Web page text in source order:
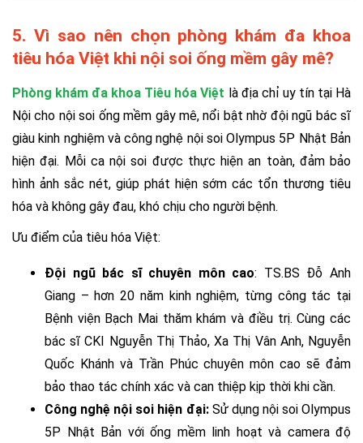
5. Vì sao nên chọn phòng khám đa khoa
tiêu hóa Việt khi nội soi ống mềm gây mê?
Phòng khám đa khoa Tiêu hóa Việt là địa chỉ uy tín tại Hà
Nội cho nội soi ống mềm gây mê, nổi bật nhờ đội ngũ bác sĩ
giàu kinh nghiệm và công nghệ nội soi Olympus 5P Nhật Bản
hiện đại. Mỗi ca nội soi được thực hiện an toàn, đảm bảo
hình ảnh sắc nét, giúp phát hiện sớm các tổn thương tiêu
hóa và không gây đau, khó chịu cho người bệnh.
Ưu điểm của tiêu hóa Việt:
Đội ngũ bác sĩ chuyên môn cao: TS.BS Đỗ Anh
Giang – hơn 20 năm kinh nghiệm, từng công tác tại
Bệnh viện Bạch Mai thăm khám và điều trị. Cùng các
bác sĩ CKI Nguyễn Thị Thảo, Xa Thị Vân Anh, Nguyễn
Quốc Khánh và Trần Phúc chuyên môn cao sẽ đảm
bảo thao tác chính xác và can thiệp kịp thời khi cần.
Công nghệ nội soi hiện đại:Sử dụng nội soi Olympus
5P Nhật Bản với ống mềm linh hoạt và camera độ